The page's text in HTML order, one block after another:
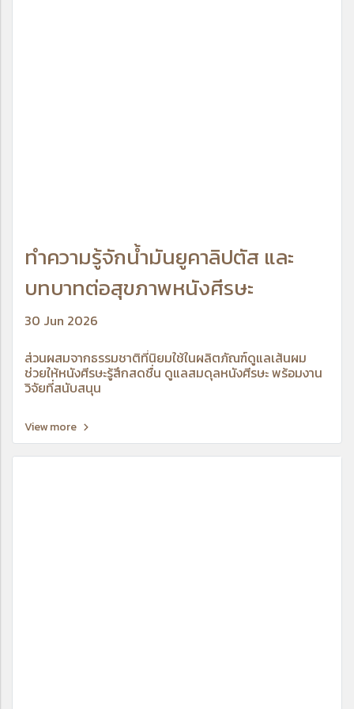
ทำความรู้จักน้ำมันยูคาลิปตัส และ
บทบาทต่อสุขภาพหนังศีรษะ
30 Jun 2026
ส่วนผสมจากธรรมชาติที่นิยมใช้ในผลิตภัณฑ์ดูแลเส้นผม
ช่วยให้หนังศีรษะรู้สึกสดชื่น ดูแลสมดุลหนังศีรษะ พร้อมงาน
วิจัยที่สนับสนุน
View more